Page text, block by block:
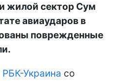
жилой сектор Сум
авиаударов в
поврежденные
РБК-Украина со